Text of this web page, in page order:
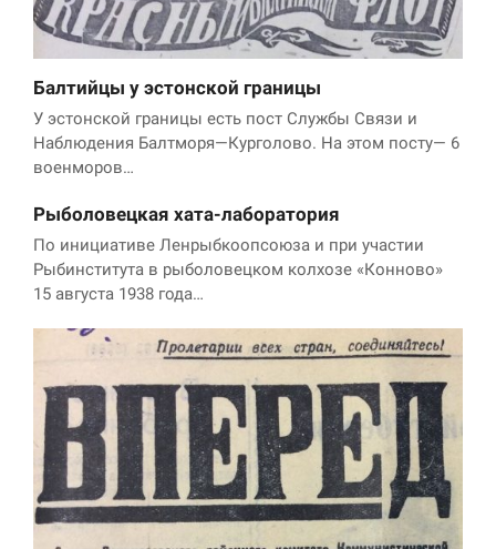
Балтийцы у эстонской границы
У эстонской границы есть пост Службы Связи и
Наблюдения Балтморя—Курголово. На этом посту— 6
военморов…
Рыболовецкая хата-лаборатория
По инициативе Ленрыбкоопсоюза и при участии
Рыбинститута в рыболовецком колхозе «Конново»
15 августа 1938 года…